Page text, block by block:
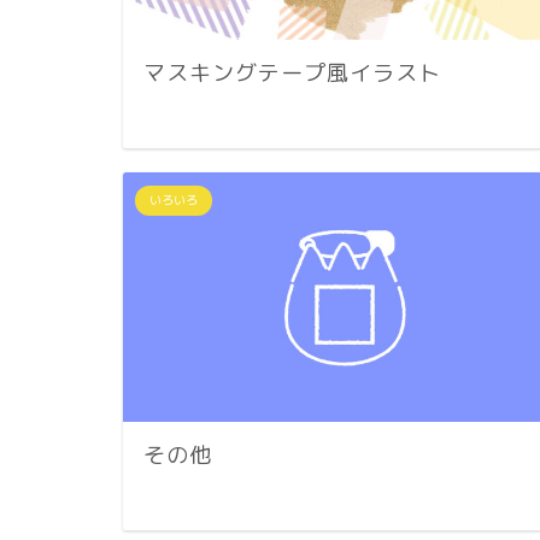
マスキングテープ風イラスト
いろいろ
その他